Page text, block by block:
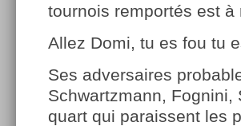
tournois remportés est
Allez Domi, tu es fou tu
Ses adversaires
Schwartzmann, Fognini,
quart qui paraissent les